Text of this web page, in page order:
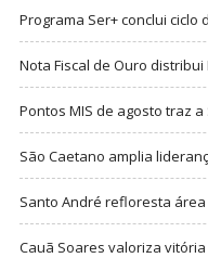
Programa Ser+ conclui
Nota Fiscal de Ouro
Pontos MIS de agosto traz
São Caetano amplia
Santo André refloresta
Cauã Soares valoriza